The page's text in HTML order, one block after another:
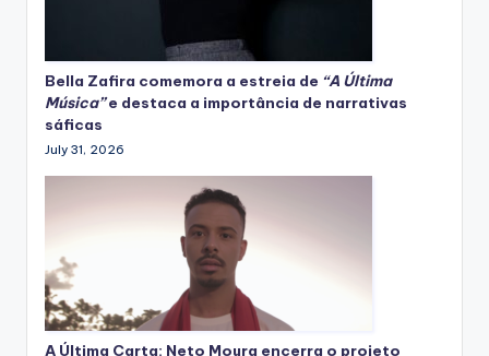
Bella Zafira comemora a estreia de “A Última
Música”e destaca a importância de narrativas
sáficas
July 31, 2026
A Última Carta: Neto Moura encerra o projeto